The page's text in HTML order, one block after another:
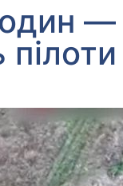
один